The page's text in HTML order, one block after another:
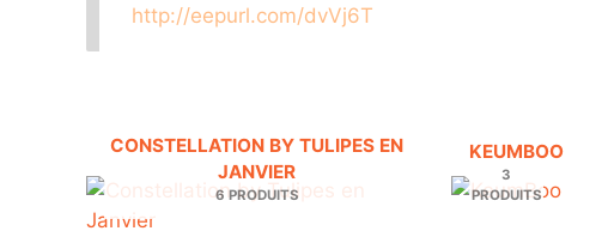
http://eepurl.com/dvVj6T
CONSTELLATION BY TULIPES EN
JANVIER
6 PRODUITS
KEUMBOO
3
PRODUITS